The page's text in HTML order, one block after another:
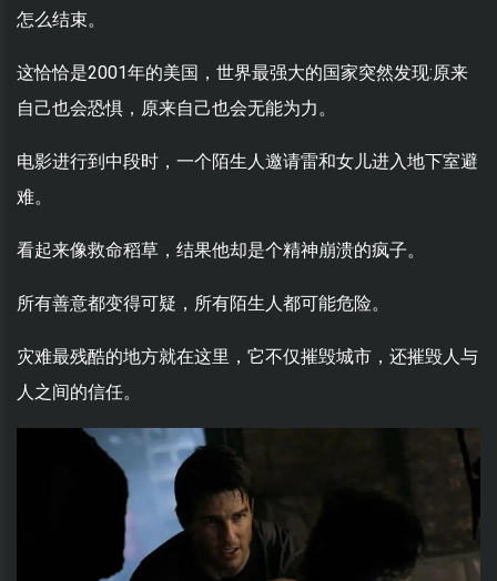
怎么结束。
这恰恰是2001年的美国，世界最强大的国家突然发现:原来
自己也会恐惧，原来自己也会无能为力。
电影进行到中段时，一个陌生人邀请雷和女儿进入地下室避
难。
看起来像救命稻草，结果他却是个精神崩溃的疯子。
所有善意都变得可疑，所有陌生人都可能危险。
灾难最残酷的地方就在这里，它不仅摧毁城市，还摧毁人与
人之间的信任。